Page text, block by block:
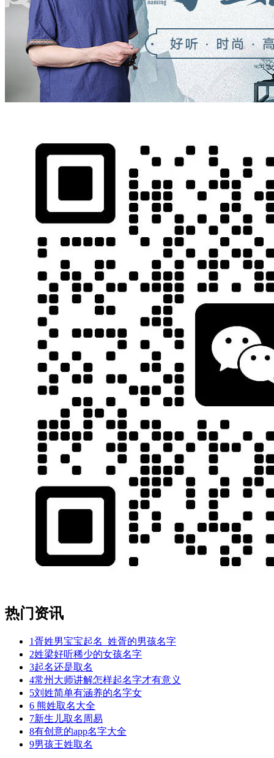
热门资讯
1胥姓男宝宝起名_姓胥的男孩名字
2姓梁好听稀少的女孩名字
3起名还是取名
4常州大师讲解怎样起名字才有意义
5刘姓简单有涵养的名字女
6 熊姓取名大全
7新生儿取名周易
8有创意的app名字大全
9男孩王姓取名